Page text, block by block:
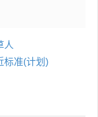
人
标准(计划)